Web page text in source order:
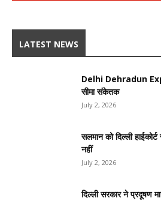
LATEST NEWS
Delhi Dehradun
सीमा संकेतक
July 2, 2026
सलमान को दिल्ली
नहीं
July 2, 2026
दिल्ली सरकार ने प्रदूषण